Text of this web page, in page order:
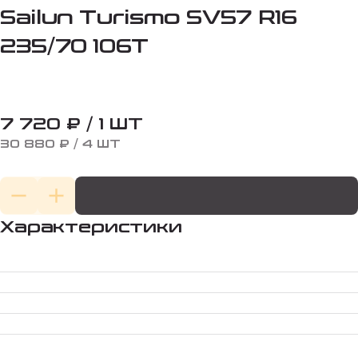
Sailun Turismo SV57 R16
235/70 106T
7 720 ₽ / 1 ШТ
30 880 ₽ / 4 ШТ
Характеристики